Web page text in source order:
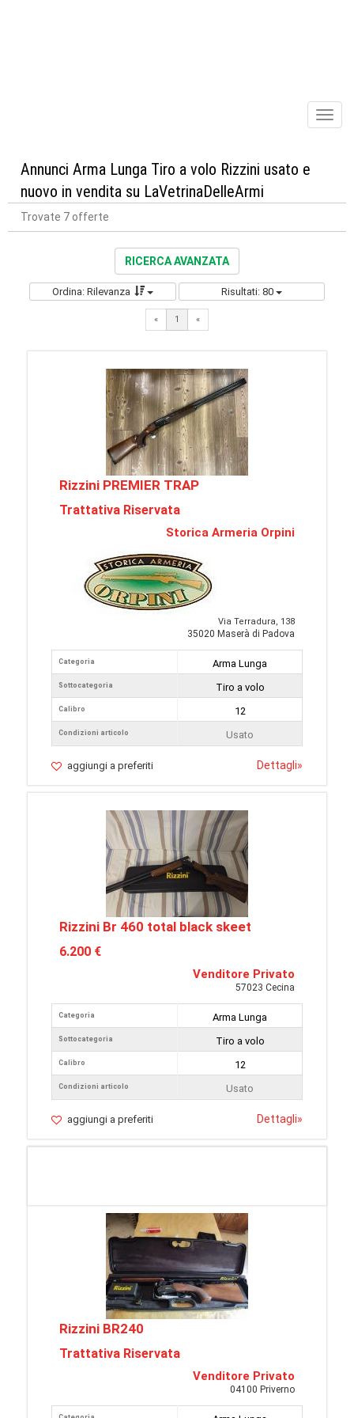
Annunci Arma Lunga Tiro a volo Rizzini usato e
nuovo in vendita su LaVetrinaDelleArmi
Trovate 7 offerte
RICERCA AVANZATA
Ordina: Rilevanza Risultati: 80
« 1 «
Rizzini PREMIER TRAP
Trattativa Riservata
Storica Armeria Orpini
Via Terradura, 138
35020 Maserà di Padova
Categoria
Sottocategoria
Calibro
Condizioni articolo
Arma Lunga
Tiro a volo
12
Usato
aggiungi a preferiti Dettagli»
Rizzini Br 460 total black skeet
6.200 €
Venditore Privato
57023 Cecina
Categoria
Sottocategoria
Calibro
Condizioni articolo
Arma Lunga
Tiro a volo
12
Usato
aggiungi a preferiti Dettagli»
Rizzini BR240
Trattativa Riservata
Venditore Privato
04100 Priverno